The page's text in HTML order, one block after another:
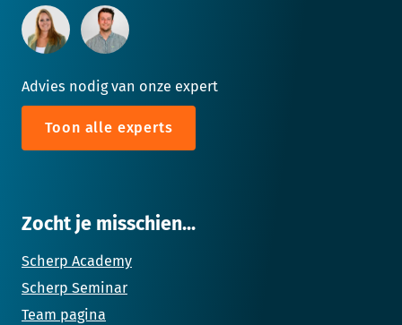
Advies nodig van onze expert
Toon alle experts
Zocht je misschien...
Scherp Academy
Scherp Seminar
Team pagina